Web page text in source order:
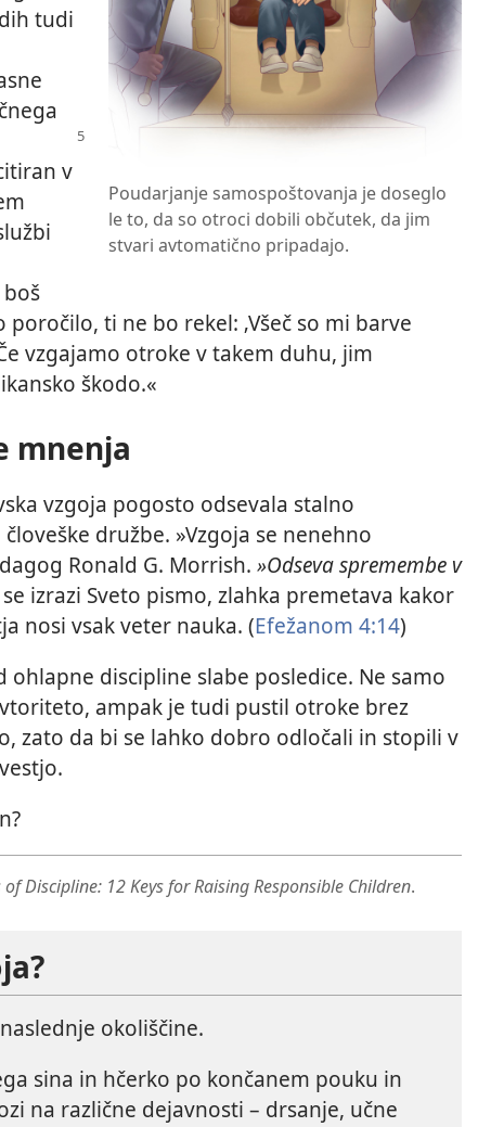
Poudarjanje samospoštovanja je doseglo
le to, da so otroci dobili občutek, da jim
stvari avtomatično pripadajo.
tudi
v
ti ne bo rekel: ‚Všeč so mi barve
vzgajamo otroke v takem duhu, jim
škodo.«
mnenja
vzgoja pogosto odsevala stalno
družbe. »Vzgoja se nenehno
Ronald G. Morrish. »Odseva spremembe v
izrazi Sveto pismo, zlahka premetava kakor
nosi vsak veter nauka. (Efežanom 4:14)
discipline slabe posledice. Ne samo
ampak je tudi pustil otroke brez
zato da bi se lahko dobro odločali in stopili v
of Discipline: 12 Keys for Raising Responsible Children.
okoliščine.
sina in hčerko po končanem pouku in
na različne dejavnosti – drsanje, učne